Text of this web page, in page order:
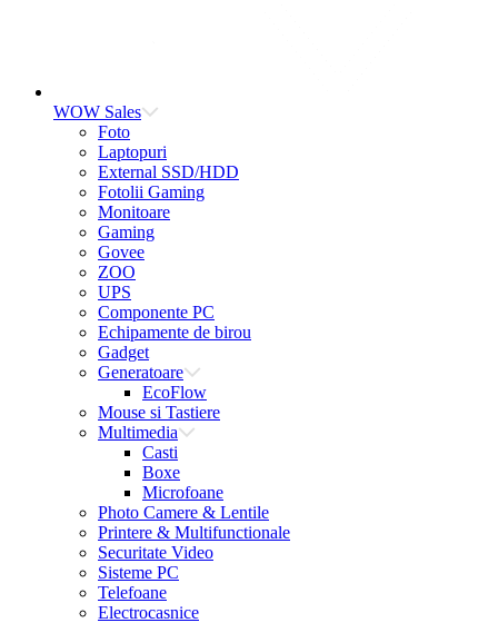
WOW Sales
Foto
Laptopuri
External SSD/HDD
Fotolii Gaming
Monitoare
Gaming
Govee
ZOO
UPS
Componente PC
Echipamente de birou
Gadget
Generatoare
EcoFlow
Mouse si Tastiere
Multimedia
Casti
Boxe
Microfoane
Photo Camere & Lentile
Printere & Multifunctionale
Securitate Video
Sisteme PC
Telefoane
Electrocasnice